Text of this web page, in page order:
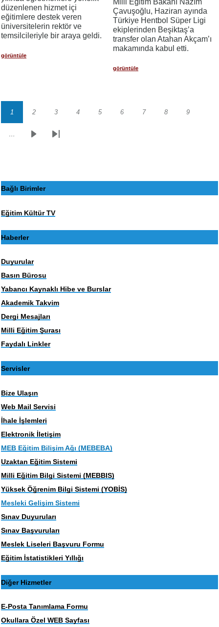
düzenlenen hizmet içi
eğitimlere destek veren
üniversitelerin rektör ve
temsilcileriyle bir araya geldi.
görüntüle
Çavuşoğlu, Haziran ayında
Türkiye Hentbol Süper Ligi
ekiplerinden Beşiktaş’a
transfer olan Atahan Akçam’ı
makamında kabul etti.
görüntüle
Sayfalama
Sayfa
1 Sayfa
2 Sayfa
3 Sayfa
4 Sayfa
5 Sayfa
6 Sayfa
7 Sayfa
8 Sayfa
9
…
SonrakiSon
Bağlı Birimler
Eğitim Kültür TV
Haberler
Duyurular
Basın Bürosu
Yabancı Kaynaklı Hibe ve Burslar
Akademik Takvim
Dergi Mesajları
Milli Eğitim Şurası
Faydalı Linkler
Servisler
Bize Ulaşın
Web Mail Servisi
İhale İşlemleri
Elektronik İletişim
MEB Eğitim Bilişim Ağı (MEBEBA)
Uzaktan Eğitim Sistemi
Milli Eğitim Bilgi Sistemi (MEBBIS)
Yüksek Öğrenim Bilgi Sistemi (YOBİS)
Mesleki Gelişim Sistemi
Sınav Duyuruları
Sınav Başvuruları
Meslek Liseleri Başvuru Formu
Eğitim İstatistikleri Yıllığı
Diğer Hizmetler
E-Posta Tanımlama Formu
Okullara Özel WEB Sayfası